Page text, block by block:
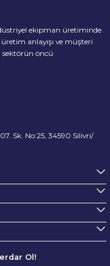
ekipman üretiminde
anlayışı ve müşteri
sektörün öncü
Sk. No:25, 34590 Silivri/
Ol!